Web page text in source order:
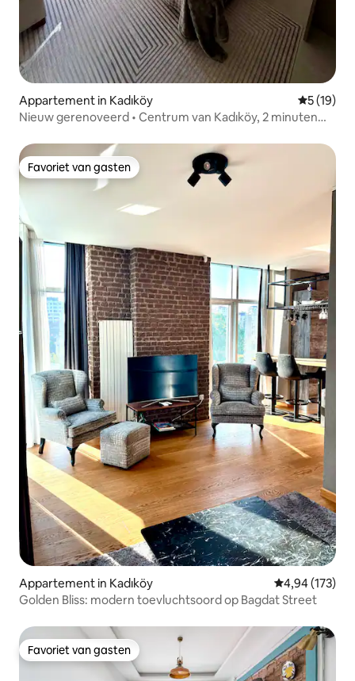
Appartement in Kadıköy
5 (19)
Nieuw gerenoveerd • Centrum van Kadıköy, 2 minuten
Favoriet van gasten
Favoriet van gasten
Appartement in Kadıköy Gemiddelde
4,94 (173)
Golden Bliss: modern toevluchtsoord op Bagdat Street
Favoriet van gasten
Favoriet van gasten